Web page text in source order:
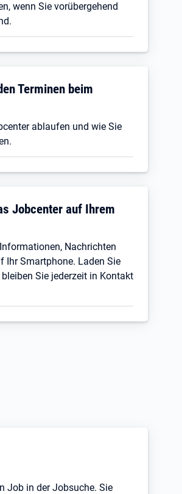
wenn Sie vorübergehend
Terminen beim
ablaufen und wie Sie
Jobcenter auf Ihrem
Nachrichten
Ihr Smartphone. Laden Sie
Sie jederzeit in Kontakt
Job in der Jobsuche. Sie